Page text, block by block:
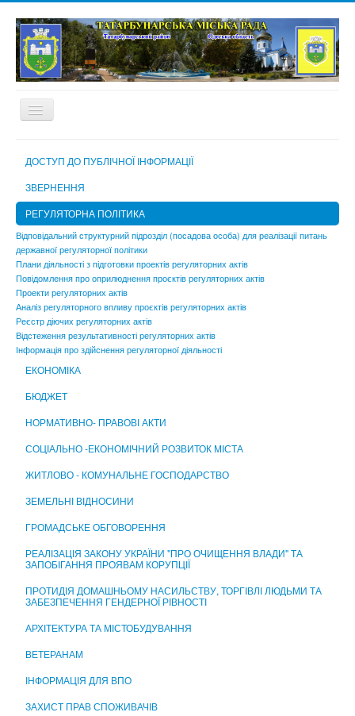
МІСЬКА РАДА
МІСЬКИЙ ГОЛОВА
ВИКОНАВЧИЙ КОМІТЕТ
ВИКОНАВЧІ ОРГАНИ МІСЬКОЇ РАДИ
КОМУНАЛЬНІ ПІДПРИЄМСТВА, УСТАНОВИ ТА ЗАКЛАДИ
МІСЬКА ВИБОРЧА КОМІСІЯ
ЦЕНТР НАДАННЯ АДМІНІСТРАТИВНИХ ПОСЛУГ
ДОСТУП ДО ПУБЛІЧНОЇ ІНФОРМАЦІЇ
ЗВЕРНЕННЯ
РЕГУЛЯТОРНА ПОЛІТИКА
Відповідальний структурний підрозділ (посадова особа) для реалізації питань
державної регуляторної політики
Плани діяльності з підготовки проектів регуляторних актів
Повідомлення про оприлюднення проєктів регуляторних актів
Проекти регуляторних актів
Аналіз регуляторного впливу проєктів регуляторних актів
Реєстр діючих регуляторних актів
Відстеження результативності регуляторних актів
Інформація про здійснення регуляторної діяльності
ЕКОНОМІКА
БЮДЖЕТ
НОРМАТИВНО- ПРАВОВІ АКТИ
СОЦІАЛЬНО -ЕКОНОМІЧНИЙ РОЗВИТОК МІСТА
ЖИТЛОВО - КОМУНАЛЬНЕ ГОСПОДАРСТВО
ЗЕМЕЛЬНІ ВІДНОСИНИ
ГРОМАДСЬКЕ ОБГОВОРЕННЯ
РЕАЛІЗАЦІЯ ЗАКОНУ УКРАЇНИ "ПРО ОЧИЩЕННЯ ВЛАДИ" ТА
ЗАПОБІГАННЯ ПРОЯВАМ КОРУПЦІЇ
ПРОТИДІЯ ДОМАШНЬОМУ НАСИЛЬСТВУ, ТОРГІВЛІ ЛЮДЬМИ ТА
ЗАБЕЗПЕЧЕННЯ ГЕНДЕРНОЇ РІВНОСТІ
АРХІТЕКТУРА ТА МІСТОБУДУВАННЯ
ВЕТЕРАНАМ
ІНФОРМАЦІЯ ДЛЯ ВПО
ЗАХИСТ ПРАВ СПОЖИВАЧІВ